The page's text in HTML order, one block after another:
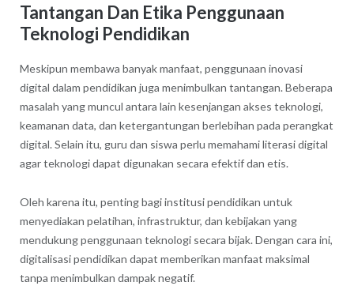
Tantangan Dan Etika Penggunaan
Teknologi Pendidikan
Meskipun membawa banyak manfaat, penggunaan inovasi
digital dalam pendidikan juga menimbulkan tantangan. Beberapa
masalah yang muncul antara lain kesenjangan akses teknologi,
keamanan data, dan ketergantungan berlebihan pada perangkat
digital. Selain itu, guru dan siswa perlu memahami literasi digital
agar teknologi dapat digunakan secara efektif dan etis.
Oleh karena itu, penting bagi institusi pendidikan untuk
menyediakan pelatihan, infrastruktur, dan kebijakan yang
mendukung penggunaan teknologi secara bijak. Dengan cara ini,
digitalisasi pendidikan dapat memberikan manfaat maksimal
tanpa menimbulkan dampak negatif.